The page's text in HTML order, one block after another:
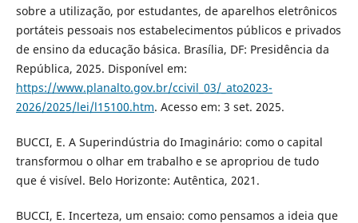
sobre a utilização, por estudantes, de aparelhos eletrônicos
portáteis pessoais nos estabelecimentos públicos e privados
de ensino da educação básica. Brasília, DF: Presidência da
República, 2025. Disponível em:
https://www.planalto.gov.br/ccivil_03/_ato2023-
2026/2025/lei/l15100.htm. Acesso em: 3 set. 2025.
BUCCI, E. A Superindústria do Imaginário: como o capital
transformou o olhar em trabalho e se apropriou de tudo
que é visível. Belo Horizonte: Autêntica, 2021.
BUCCI, E. Incerteza, um ensaio: como pensamos a ideia que